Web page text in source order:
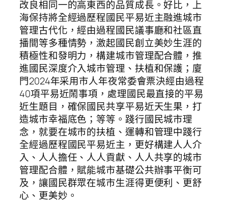
改良相同一的高東西的品質成長。好比，上
海保持將全經過歷程國民平易近主融進城市
管理古代化，經由過程國民議事廳和社區直
播間等多種情勢，激起國民創立美妙生涯的
積極性和發明力，構建城市管理配合體，推
進國民深度介入城市管理、扶植和保護；廈
門2024年采用市人年夜常委會票決經由過程
40項平易近鬧事項，處理國民最直接的平易
近生題目，確保國民共享平易近天生果，打
造城市幸福底色；等等。踐行國民城市理
念，就要在城市的扶植、運轉和管理中踐行
全經過歷程國民平易近主，更好構建人人介
入、人人擔任、人人貢獻、人人共享的城市
管理配合體，賦能城市基礎公共辦事平衡可
及，讓國民群眾在城市生涯得更便利、更舒
心、更美妙。